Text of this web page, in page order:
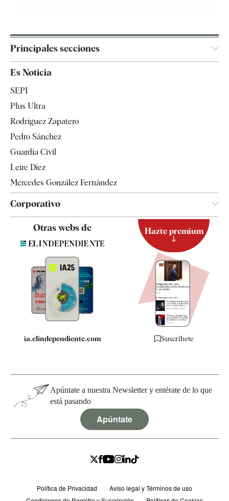
Principales secciones
España
Televisión
Es Noticia
SEPI
Plus Ultra
Rodríguez Zapatero
Pedro Sánchez
Guardia Civil
Leire Díez
Mercedes González Fernández
Corporativo
Contacto
Quiénes somos
Especificaciones
Otras webs de
ia.elindependiente.com
Hazte premium
Suscríbete
Apúntate a nuestra Newsletter y entérate de lo que
está pasando
Apúntate
Política de Privacidad
Aviso legal y Términos de uso